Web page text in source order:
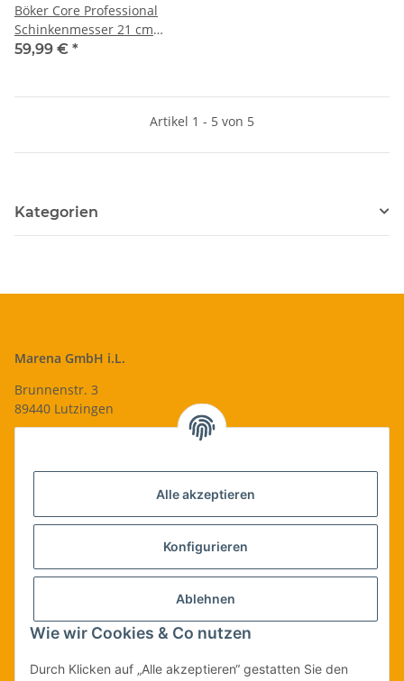
Alle akzeptieren
Konfigurieren
Ablehnen
Wie wir Cookies & Co nutzen
Durch Klicken auf „Alle akzeptieren“ gestatten Sie den
Böker Core Professional
Schinkenmesser 21 cm
Klinge
59,99 € *
Artikel 1 - 5 von 5
Kategorien
Marena GmbH i.L.
Brunnenstr. 3
89440 Lutzingen